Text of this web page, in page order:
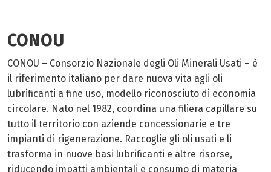
CONOU
CONOU – Consorzio Nazionale degli Oli Minerali Usati – è
il riferimento italiano per dare nuova vita agli oli
lubrificanti a fine uso, modello riconosciuto di economia
circolare. Nato nel 1982, coordina una filiera capillare su
tutto il territorio con aziende concessionarie e tre
impianti di rigenerazione. Raccoglie gli oli usati e li
trasforma in nuove basi lubrificanti e altre risorse,
riducendo impatti ambientali e consumo di materia